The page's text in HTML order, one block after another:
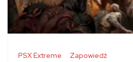
PSX Extreme Zapowiedź